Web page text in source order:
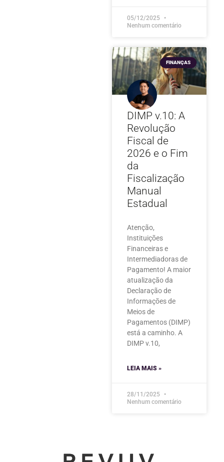
05/12/2025
Nenhum comentário
FINANÇAS
DIMP v.10: A
Revolução
Fiscal de
2026 e o Fim
da
Fiscalização
Manual
Estadual
Atenção,
Instituições
Financeiras e
Intermediadoras de
Pagamento! A maior
atualização da
Declaração de
Informações de
Meios de
Pagamentos (DIMP)
está a caminho. A
DIMP v.10,
LEIA MAIS »
28/11/2025
Nenhum comentário